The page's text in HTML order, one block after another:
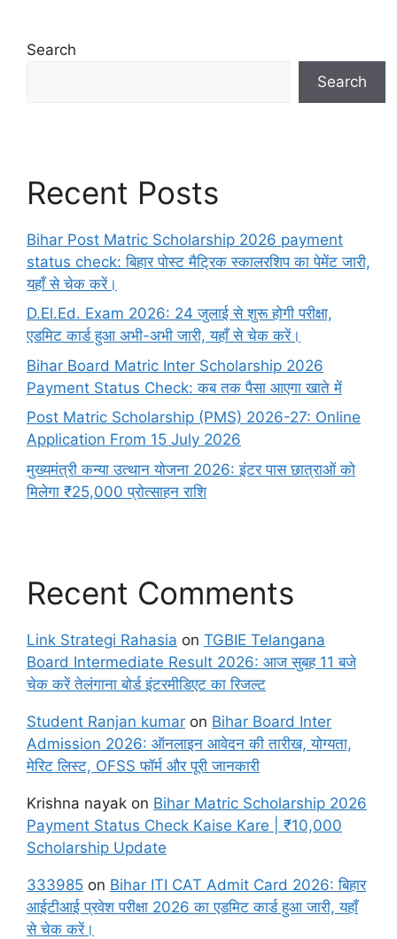
Search
Search
Recent Posts
Bihar Post Matric Scholarship 2026 payment
status check: बिहार पोस्ट मैट्रिक स्कालरशिप का पेमेंट जारी,
यहाँ से चेक करें।
D.El.Ed. Exam 2026: 24 जुलाई से शुरू होगी परीक्षा,
एडमिट कार्ड हुआ अभी-अभी जारी, यहाँ से चेक करें।
Bihar Board Matric Inter Scholarship 2026
Payment Status Check: कब तक पैसा आएगा खाते में
Post Matric Scholarship (PMS) 2026-27: Online
Application From 15 July 2026
मुख्यमंत्री कन्या उत्थान योजना 2026: इंटर पास छात्राओं को
मिलेगा ₹25,000 प्रोत्साहन राशि
Recent Comments
Link Strategi Rahasia on TGBIE Telangana
Board Intermediate Result 2026: आज सुबह 11 बजे
चेक करें तेलंगाना बोर्ड इंटरमीडिएट का रिजल्ट
Student Ranjan kumar on Bihar Board Inter
Admission 2026: ऑनलाइन आवेदन की तारीख, योग्यता,
मेरिट लिस्ट, OFSS फॉर्म और पूरी जानकारी
Krishna nayak on Bihar Matric Scholarship 2026
Payment Status Check Kaise Kare | ₹10,000
Scholarship Update
333985 on Bihar ITI CAT Admit Card 2026: बिहार
आईटीआई प्रवेश परीक्षा 2026 का एडमिट कार्ड हुआ जारी, यहाँ
से चेक करें।